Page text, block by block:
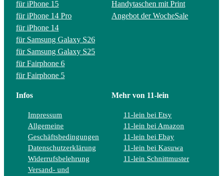
für iPhone 15
für iPhone 14 Pro
für iPhone 14
für Samsung Galaxy S26
für Samsung Galaxy S25
für Fairphone 6
für Fairphone 5
Handytaschen mit Print
Angebot der WocheSale
Infos
Impressum
Allgemeine
Geschäftsbedingungen
Datenschutzerklärung
Widerrufsbelehrung
Versand- und
Mehr von 11-lein
11-lein bei Etsy
11-lein bei Amazon
11-lein bei Ebay
11-lein bei Kasuwa
11-lein Schnittmuster